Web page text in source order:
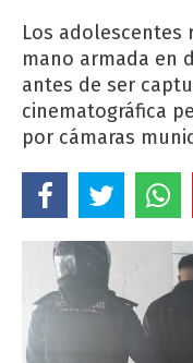
Los adolescentes
mano armada en
antes de ser
cinematográfica
por cámaras